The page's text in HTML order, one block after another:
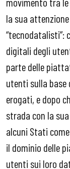
la sua
“tecnodatalisti”:
digitali degli
parte delle
utenti sulla base
erogati, e dopo
strada con la
alcuni Stati
il dominio delle
utenti sui loro